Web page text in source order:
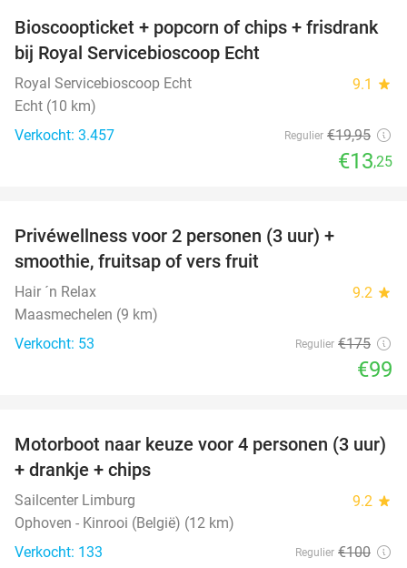
34%
Bioscoopticket + popcorn of chips + frisdrank
bij Royal Servicebioscoop Echt
Royal Servicebioscoop Echt 9.1 star
Echt (10 km)
Verkocht: 3.457
Regulier €19,95
€13,25
Privéwellness voor 2 personen (3 uur) +
smoothie, fruitsap of vers fruit
Hair ´n Relax 9.2 star
Maasmechelen (9 km)
Verkocht: 53
Regulier €175
€99
31%
Motorboot naar keuze voor 4 personen (3 uur)
+ drankje + chips
Sailcenter Limburg 9.2 star
Ophoven - Kinrooi (België) (12 km)
Verkocht: 133
Regulier €100